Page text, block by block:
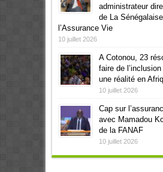
administrateur
de La
l’Assurance Vie
10 juillet 2026
A Cotonou, 23
faire de
une réalité en
10 juillet 2026
Cap sur
avec Mamadou
de la FANAF
10 juillet 2026